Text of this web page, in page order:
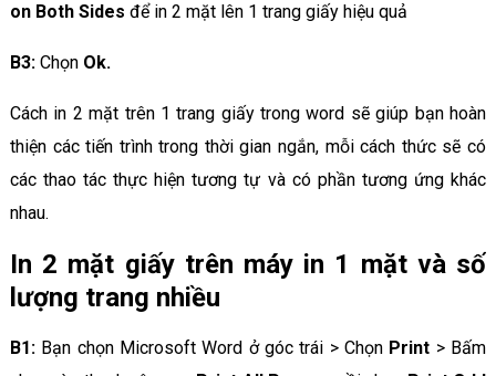
on Both Sides để in 2 mặt lên 1 trang giấy hiệu quả
B3:ChọnOk.
Cách in 2 mặt trên 1 trang giấy trong word sẽ giúp bạn hoàn
thiện các tiến trình trong thời gian ngắn, mỗi cách thức sẽ có
các thao tác thực hiện tương tự và có phần tương ứng khác
nhau.
In 2 mặt giấy trên máy in 1 mặt và số
lượng trang nhiều
B1:Bạn chọn Microsoft Word ở góc trái > Chọn Print > Bấm